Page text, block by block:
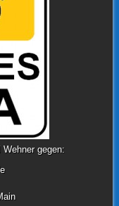
gegen: